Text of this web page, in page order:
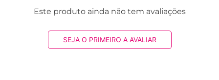
Este produto ainda não tem avaliações
SEJA O PRIMEIRO A AVALIAR